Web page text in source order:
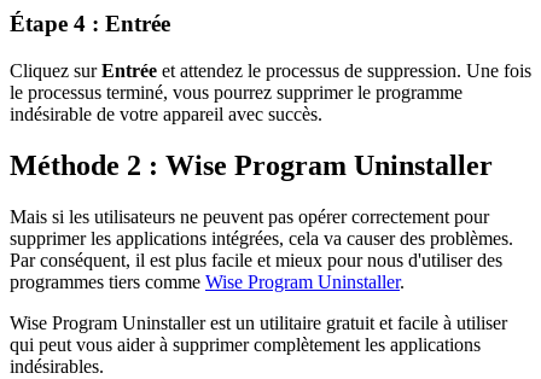
Étape 4 : Entrée
Cliquez surEntrée et attendez le processus de suppression. Une fois
le processus terminé, vous pourrez supprimer le programme
indésirable de votre appareil avec succès.
Méthode 2 : Wise Program Uninstaller
Mais si les utilisateurs ne peuvent pas opérer correctement pour
supprimer les applications intégrées, cela va causer des problèmes.
Par conséquent, il est plus facile et mieux pour nous d'utiliser des
programmes tiers comme Wise Program Uninstaller.
Wise Program Uninstaller est un utilitaire gratuit et facile à utiliser
qui peut vous aider à supprimer complètement les applications
indésirables.